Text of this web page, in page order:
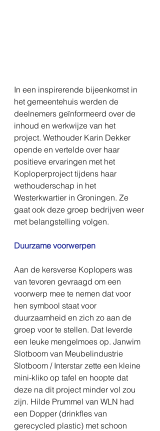
In een inspirerende bijeenkomst in
het gemeentehuis werden de
deelnemers geïnformeerd over de
inhoud en werkwijze van het
project. Wethouder Karin Dekker
opende en vertelde over haar
positieve ervaringen met het
Koploperproject tijdens haar
wethouderschap in het
Westerkwartier in Groningen. Ze
gaat ook deze groep bedrijven weer
met belangstelling volgen.
Duurzame voorwerpen
Aan de kersverse Koplopers was
van tevoren gevraagd om een
voorwerp mee te nemen dat voor
hen symbool staat voor
duurzaamheid en zich zo aan de
groep voor te stellen. Dat leverde
een leuke mengelmoes op. Janwim
Slotboom van Meubelindustrie
Slotboom / Interstar zette een kleine
mini-kliko op tafel en hoopte dat
deze na dit project minder vol zou
zijn. Hilde Prummel van WLN had
een Dopper (drinkfles van
gerecycled plastic) met schoon